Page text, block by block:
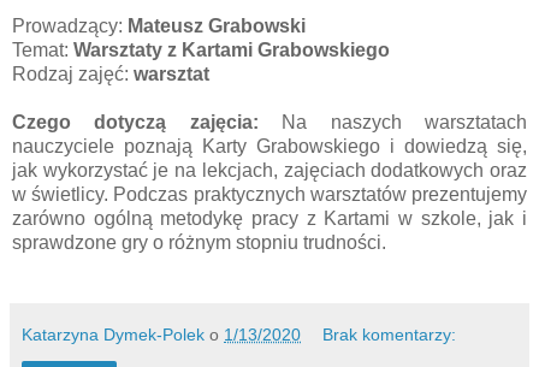
Prowadzący: Mateusz Grabowski
Temat: Warsztaty z Kartami Grabowskiego
Rodzaj zajęć: warsztat
Czego dotyczą zajęcia:
Na naszych warsztatach
nauczyciele poznają Karty Grabowskiego i dowiedzą się,
jak wykorzystać je na lekcjach, zajęciach dodatkowych oraz
w świetlicy. Podczas praktycznych warsztatów prezentujemy
zarówno ogólną metodykę pracy z Kartami w szkole, jak i
sprawdzone gry o różnym stopniu trudności.
Katarzyna Dymek-Polek o 1/13/2020 Brak komentarzy: